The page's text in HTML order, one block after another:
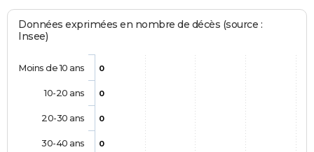
Données exprimées en nombre de décès (source :
Insee)
0
0
0
0
Moins de 10 ans
10-20 ans
20-30 ans
30-40 ans